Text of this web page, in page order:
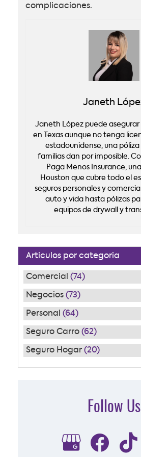
complicaciones.
Janeth
Janeth López puede
en Texas aunque no tenga
estadounidense, una póliza
familias dan por imposible.
Paga Menos Insurance,
Houston que cubre todo el
seguros personales y
auto y vida hasta pólizas
equipos de drywall y
Articulos por categoria
Comercial (74)
Negocios (73)
Personal (64)
Seguro Carro (62)
Seguro Hogar (20)
Follow Us